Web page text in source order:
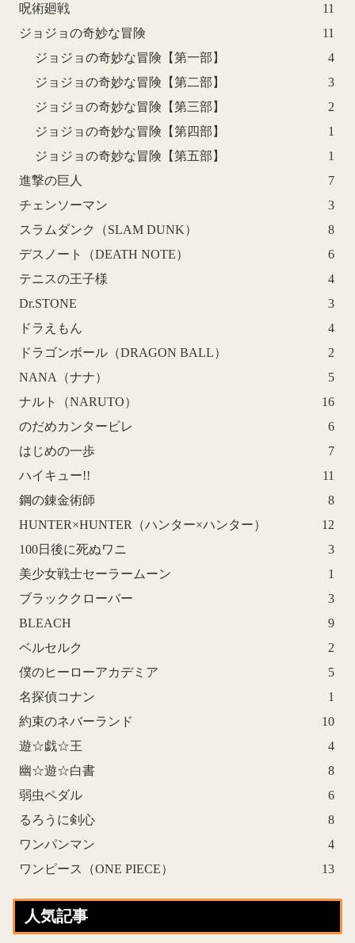
呪術廻戦
11
ジョジョの奇妙な冒険
11
ジョジョの奇妙な冒険【第一部】
4
ジョジョの奇妙な冒険【第二部】
3
ジョジョの奇妙な冒険【第三部】
2
ジョジョの奇妙な冒険【第四部】
1
ジョジョの奇妙な冒険【第五部】
1
進撃の巨人
7
チェンソーマン
3
スラムダンク（SLAM DUNK）
8
デスノート（DEATH NOTE）
6
テニスの王子様
4
Dr.STONE
3
ドラえもん
4
ドラゴンボール（DRAGON BALL）
2
NANA（ナナ）
5
ナルト（NARUTO）
16
のだめカンタービレ
6
はじめの一歩
7
ハイキュー!!
11
鋼の錬金術師
8
HUNTER×HUNTER（ハンター×ハンター）
12
100日後に死ぬワニ
3
美少女戦士セーラームーン
1
ブラッククローバー
3
BLEACH
9
ベルセルク
2
僕のヒーローアカデミア
5
名探偵コナン
1
約束のネバーランド
10
遊☆戯☆王
4
幽☆遊☆白書
8
弱虫ペダル
6
るろうに剣心
8
ワンパンマン
4
ワンピース（ONE PIECE）
13
人気記事